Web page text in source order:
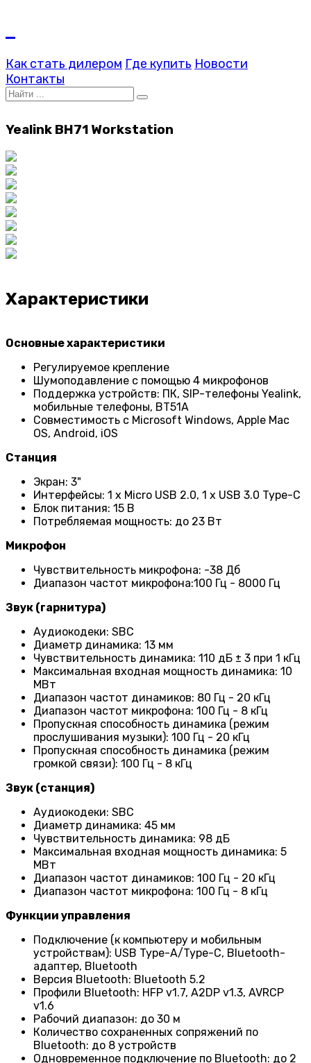
Как стать дилером Где купить Новости
Контакты
Yealink BH71 Workstation
Характеристики
Основные характеристики
Регулируемое крепление
Шумоподавление с помощью 4 микрофонов
Поддержка устройств: ПК, SIP-телефоны Yealink,
мобильные телефоны, BT51A
Совместимость с Microsoft Windows, Apple Mac
OS, Android, iOS
Станция
Экран: 3"
Интерфейсы: 1 x Micro USB 2.0, 1 x USB 3.0 Type-C
Блок питания: 15 В
Потребляемая мощность: до 23 Вт
Микрофон
Чувствительность микрофона: -38 Дб
Диапазон частот микрофона:100 Гц - 8000 Гц
Звук (гарнитура)
Аудиокодеки: SBC
Диаметр динамика: 13 мм
Чувствительность динамика: 110 дБ ± 3 при 1 кГц
Максимальная входная мощность динамика: 10
МВт
Диапазон частот динамиков: 80 Гц - 20 кГц
Диапазон частот микрофона: 100 Гц - 8 кГц
Пропускная способность динамика (режим
прослушивания музыки): 100 Гц - 20 кГц
Пропускная способность динамика (режим
громкой связи): 100 Гц - 8 кГц
Звук (станция)
Аудиокодеки: SBC
Диаметр динамика: 45 мм
Чувствительность динамика: 98 дБ
Максимальная входная мощность динамика: 5
МВт
Диапазон частот динамиков: 100 Гц - 20 кГц
Диапазон частот микрофона: 100 Гц - 8 кГц
Функции управления
Подключение (к компьютеру и мобильным
устройствам): USB Type-A/Type-C, Bluetooth-
адаптер, Bluetooth
Версия Bluetooth: Bluetooth 5.2
Профили Bluetooth: HFP v1.7, A2DP v1.3, AVRCP
v1.6
Рабочий диапазон: до 30 м
Количество сохраненных сопряжений по
Bluetooth: до 8 устройств
Одновременное подключение по Bluetooth: до 2